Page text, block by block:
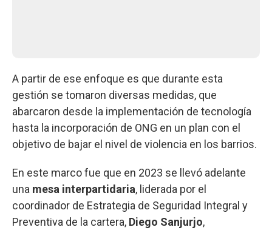
A partir de ese enfoque es que durante esta
gestión se tomaron diversas medidas, que
abarcaron desde la implementación de tecnología
hasta la incorporación de ONG en un plan con el
objetivo de bajar el nivel de violencia en los barrios.
En este marco fue que en 2023 se llevó adelante
una mesa interpartidaria, liderada por el
coordinador de Estrategia de Seguridad Integral y
Preventiva de la cartera, Diego Sanjurjo,